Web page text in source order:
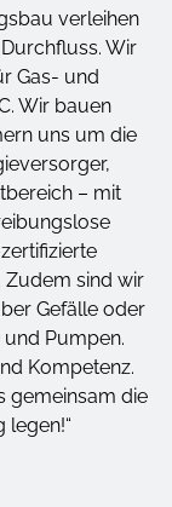
verleihen
Wir
Gas- und
Wir bauen
uns um die
– mit
Zudem sind wir
Gefälle oder
Pumpen.
Kompetenz.
gemeinsam die
legen!“